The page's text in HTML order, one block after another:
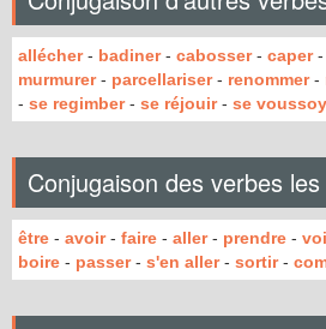
allécher- badiner- cabosser- caper-
murmurer- parcellariser- renommer-
- se regimber- se réjouir- se
Conjugaison des verbes
être - avoir- faire - aller- prendre -
boire - passer- s'en aller- sortir-